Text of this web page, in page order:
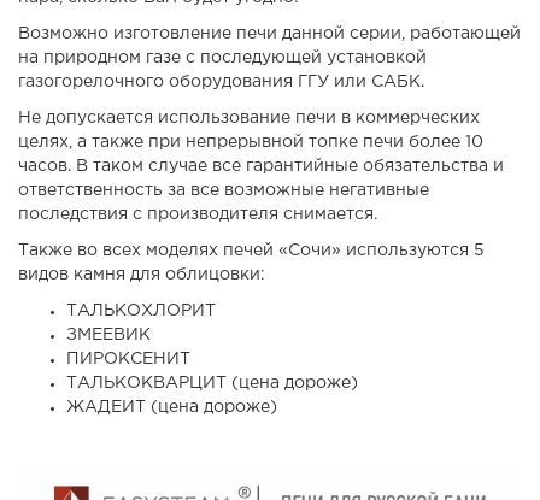
Возможно изготовление печи данной серии, работающей
на природном газе с последующей установкой
газогорелочного оборудования ГГУ или САБК.
Не допускается использование печи в коммерческих
целях, а также при непрерывной топке печи более 10
часов. В таком случае все гарантийные обязательства и
ответственность за все возможные негативные
последствия с производителя снимается.
Также во всех моделях печей «Сочи» используются 5
видов камня для облицовки:
ТАЛЬКОХЛОРИТ
ЗМЕЕВИК
ПИРОКСЕНИТ
ТАЛЬКОКВАРЦИТ (цена дороже)
ЖАДЕИТ (цена дороже)